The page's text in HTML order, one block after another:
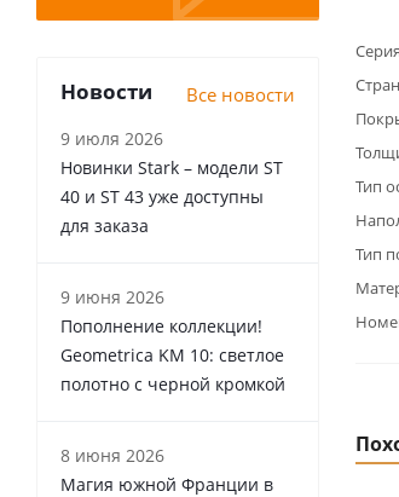
Серия
Тип
Тип
Новости Все новости
9 июля 2026
Новинки Stark – модели ST
40 и ST 43 уже доступны
для заказа
9 июня 2026
Пополнение коллекции!
Geometrica KM 10: светлое
полотно с черной кромкой
8 июня 2026
Магия южной Франции в